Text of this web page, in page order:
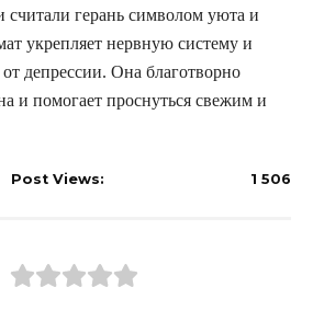
герань символом уюта и
укрепляет нервную систему и
от депрессии. Она благотворно
и помогает проснуться свежим и
Post Views: 1 506